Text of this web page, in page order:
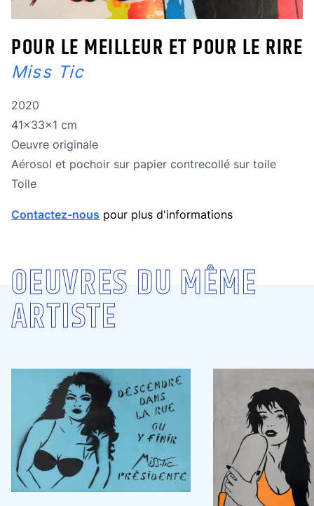
POUR LE MEILLEUR ET POUR LE RIRE
Miss Tic
Année de réalisation
2020
Dimensions
41x33x1 cm
Oeuvre originale
Oeuvre originale
Technique
Aérosol et pochoir sur papier contrecollé sur toile
Technique
Toile
Contactez-nous pour plus d'informations
OEUVRES DU MÊME
ARTISTE